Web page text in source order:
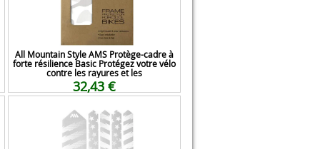
All Mountain Style AMS Protège-cadre à
forte résilience Basic Protégez votre vélo
contre les rayures et les
32,43 €